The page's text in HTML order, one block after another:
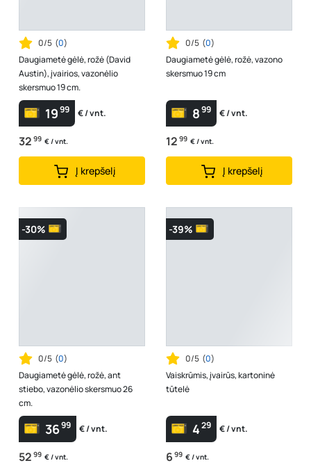
0/5 (0)
Daugiametė gėlė, rožė (David
Austin), įvairios, vazonėlio
skersmuo 19 cm.
1999 € / vnt.
32 99 € / vnt.
Į krepšelį
0/5 (0)
Daugiametė gėlė, rožė, vazono
skersmuo 19 cm
899 € / vnt.
12 99 € / vnt.
Į krepšelį
-30%
0/5 (0)
Daugiametė gėlė, rožė, ant
stiebo, vazonėlio skersmuo 26
cm.
3699 € / vnt.
52 99 € / vnt.
-39%
0/5 (0)
Vaiskrūmis, įvairūs, kartoninė
tūtelė
429 € / vnt.
6 99 € / vnt.